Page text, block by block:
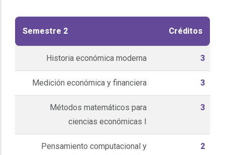
Semestre 2 Créditos
Historia económica moderna 3
Medición económica y financiera 3
Métodos matemáticos para
ciencias económicas I
3
Pensamiento computacional y
2